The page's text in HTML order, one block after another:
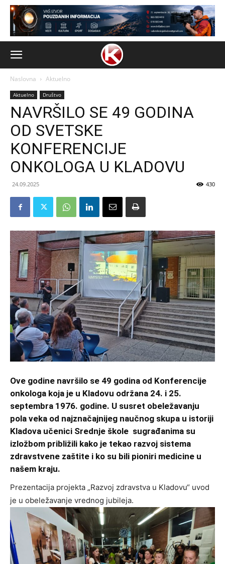
Naslovna Aktuelno
Aktuelno Društvo
NAVRŠILO SE 49 GODINA
OD SVETSKE
KONFERENCIJE
ONKOLOGA U KLADOVU
24.09.2025 430
Ove godine navršilo se 49 godina od Konferencije
onkologa koja je u Kladovu održana 24. i 25.
septembra 1976. godine. U susret obeležavanju
pola veka od najznačajnijeg naučnog skupa u istoriji
Kladova učenici Srednje škole sugrađanima su
izložbom približili kako je tekao razvoj sistema
zdravstvene zaštite i ko su bili pioniri medicine u
našem kraju.
Prezentacija projekta „Razvoj zdravstva u Kladovu“ uvod
je u obeležavanje vrednog jubileja.